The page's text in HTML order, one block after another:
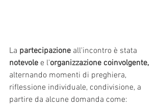
La partecipazione all'incontro è stata
notevole e l'organizzazione coinvolgente,
alternando momenti di preghiera,
riflessione individuale, condivisione, a
partire da alcune domanda come: